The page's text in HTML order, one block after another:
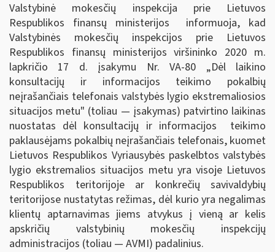
Valstybinė mokesčių inspekcija prie Lietuvos
Respublikos finansų ministerijos informuoja, kad
Valstybinės mokesčių inspekcijos prie Lietuvos
Respublikos finansų ministerijos viršininko 2020 m.
lapkričio 17 d. įsakymu Nr. VA-80 „Dėl laikino
konsultacijų ir informacijos teikimo pokalbių
neįrašančiais telefonais valstybės lygio ekstremaliosios
situacijos metu" (toliau — įsakymas) patvirtino laikinas
nuostatas dėl konsultacijų ir informacijos teikimo
paklausėjams pokalbių neįrašančiais telefonais, kuomet
Lietuvos Respublikos Vyriausybės paskelbtos valstybės
lygio ekstremalios situacijos metu yra visoje Lietuvos
Respublikos teritorijoje ar konkrečių savivaldybių
teritorijose nustatytas režimas, dėl kurio yra negalimas
klientų aptarnavimas jiems atvykus į vieną ar kelis
apskričių valstybinių mokesčių inspekcijų
administracijos (toliau — AVMI) padalinius.